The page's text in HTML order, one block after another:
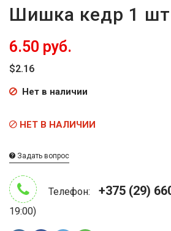
Шишка кедр 1 шт
6.50 руб.
$2.16
Нет в наличии
НЕТ В НАЛИЧИИ
Задать вопрос
Телефон: +375 (29)
19:00)